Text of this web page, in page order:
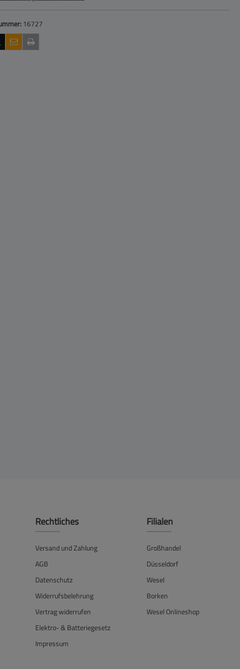
16727
Rechtliches
Versand und Zahlung
AGB
Datenschutz
Widerrufsbelehrung
Vertrag widerrufen
Elektro- & Batteriegesetz
Impressum
Filialen
Großhandel
Düsseldorf
Wesel
Borken
Wesel Onlineshop